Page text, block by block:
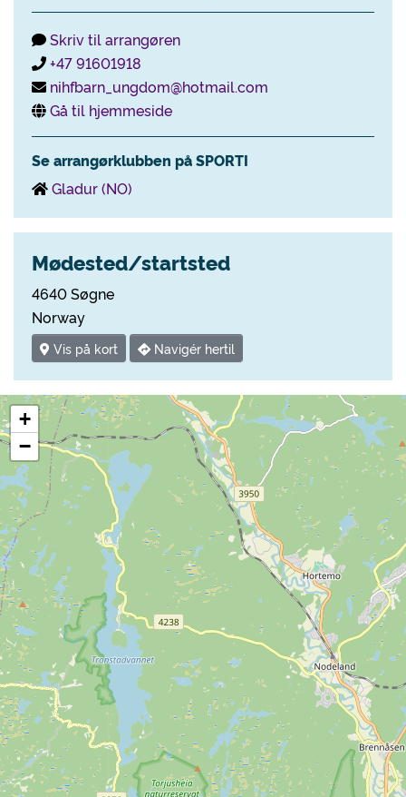
Skriv til arrangøren
+47 91601918
nihfbarn_ungdom@hotmail.com
Gå til hjemmeside
Se arrangørklubben på SPORTI
Gladur (NO)
Mødested/startsted
4640 Søgne
Norway
Vis på kort Navigér hertil
+
−